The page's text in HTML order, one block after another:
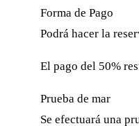
Forma de Pago
Podrá hacer la
El pago del 50%
Prueba de mar
Se efectuará una